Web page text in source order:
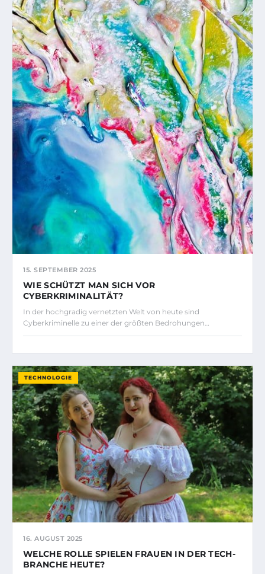
15. SEPTEMBER 2025
WIE SCHÜTZT MAN SICH VOR
CYBERKRIMINALITÄT?
In der hochgradig vernetzten Welt von heute sind
Cyberkriminelle zu einer der größten Bedrohungen…
TECHNOLOGIE
16. AUGUST 2025
WELCHE ROLLE SPIELEN FRAUEN IN DER TECH-
BRANCHE HEUTE?